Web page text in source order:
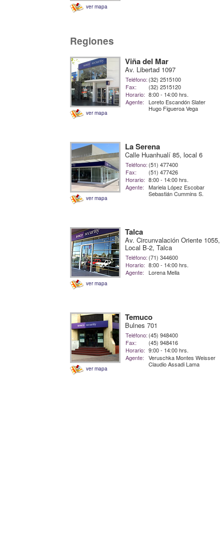
ver mapa
Regiones
ver mapa
Viña del Mar
Av. Libertad 1097
Teléfono: (32) 2515100
Fax:
(32) 2515120
Horario: 8:00 - 14:00 hrs.
Agente:
Loreto Escandón Slater
Hugo Figueroa Vega
ver mapa
La Serena
Calle Huanhualí 85, local 6
Teléfono: (51) 477400
Fax:
(51) 477426
Horario: 8:00 - 14:00 hrs.
Agente:
Mariela López Escobar
Sebastián Cummins S.
ver mapa
Talca
Av. Circunvalación Oriente 1055,
Local B-2, Talca
Teléfono: (71) 344600
Horario: 8:00 - 14:00 hrs.
Agente:
Lorena Mella
ver mapa
Temuco
Bulnes 701
Teléfono: (45) 948400
Fax:
(45) 948416
Horario: 9:00 - 14:00 hrs.
Agente:
Veruschka Montes Weisser
Claudio Assadi Lama